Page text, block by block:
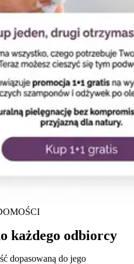
każdego odbiorcy
dopasowaną do jego